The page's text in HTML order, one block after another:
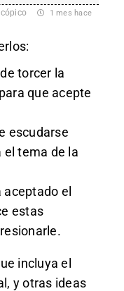
1 mes hace
torcer la
que acepte
escudarse
el tema de la
aceptado el
estas
incluya el
y otras ideas